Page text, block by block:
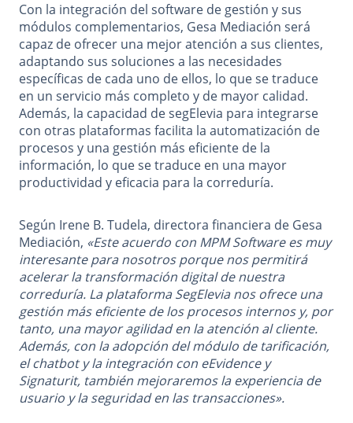
Con la integración del software de gestión y sus
módulos complementarios, Gesa Mediación será
capaz de ofrecer una mejor atención a sus clientes,
adaptando sus soluciones a las necesidades
específicas de cada uno de ellos, lo que se traduce
en un servicio más completo y de mayor calidad.
Además, la capacidad de segElevia para integrarse
con otras plataformas facilita la automatización de
procesos y una gestión más eficiente de la
información, lo que se traduce en una mayor
productividad y eficacia para la correduría.
Según Irene B. Tudela, directora financiera de Gesa
Mediación, «Este acuerdo con MPM Software es muy
interesante para nosotros porque nos permitirá
acelerar la transformación digital de nuestra
correduría. La plataforma SegElevia nos ofrece una
gestión más eficiente de los procesos internos y, por
tanto, una mayor agilidad en la atención al cliente.
Además, con la adopción del módulo de tarificación,
el chatbot y la integración con eEvidence y
Signaturit, también mejoraremos la experiencia de
usuario y la seguridad en las transacciones».